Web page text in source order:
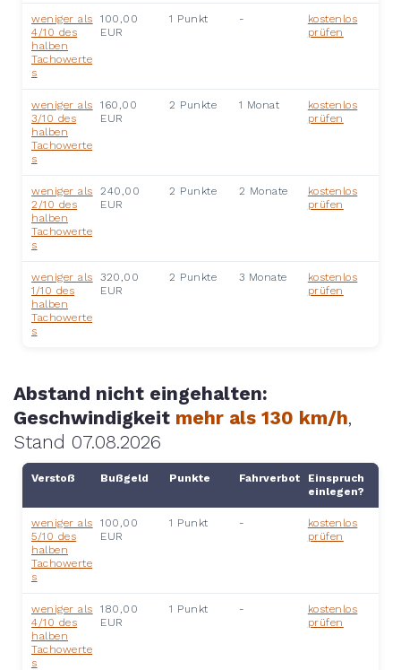
weniger als
4/10 des
halben
Tachowerte
s
100,00
EUR
1 Punkt -
kostenlos
prüfen
weniger als
3/10 des
halben
Tachowerte
s
160,00
EUR
2 Punkte 1 Monat
kostenlos
prüfen
weniger als
2/10 des
halben
Tachowerte
s
240,00
EUR
2 Punkte 2 Monate
kostenlos
prüfen
weniger als
1/10 des
halben
Tachowerte
s
320,00
EUR
2 Punkte 3 Monate
kostenlos
prüfen
Abstand nicht eingehalten:
Geschwindigkeit mehr als 130 km/h,
Stand 07.08.2026
Verstoß Bußgeld Punkte Fahrverbot
Einspruch
einlegen?
weniger als
5/10 des
halben
Tachowerte
s
100,00
EUR
1 Punkt -
kostenlos
prüfen
weniger als
4/10 des
halben
Tachowerte
s
180,00
EUR
1 Punkt -
kostenlos
prüfen